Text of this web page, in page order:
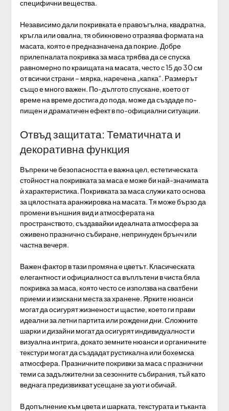
специфични вещества.
Независимо дали покривката е правоъгълна, квадратна,
кръгла или овална, тя обикновено отразява формата на
масата, която е предназначена да покрие. Добре
прилепналата покривка за маса трябва да се спуска
равномерно по краищата на масата, често с 15 до 30 см
от всички страни – мярка, наречена „капка“. Размерът
също е много важен. По-дългото спускане, което от
време на време достига до пода, може да създаде по-
пищен и драматичен ефект в по-официални ситуации.
Отвъд защитата: Тематичната и
декоративна функция
Въпреки че безопасността е важна цел, естетическата
стойност на покривката за маса е може би най-значимата
ѝ характеристика. Покривката за маса служи като основа
за цялостната аранжировка на масата. Тя може бързо да
промени външния вид и атмосферата на
пространството, създавайки идеалната атмосфера за
оживено празнично събиране, непринуден брънч или
частна вечеря.
Важен фактор в тази промяна е цветът. Класическата
елегантност и официалност са въплътени в чиста бяла
покривка за маса, която често се използва на сватбени
приеми и изискани места за хранене. Ярките нюанси
могат да осигурят жизненост и щастие, което ги прави
идеални за летни партита или рождени дни. Сложните
шарки и дизайни могат да осигурят индивидуалност и
визуална интрига, докато земните нюанси и органичните
текстури могат да създадат рустикална или бохемска
атмосфера. Празничните покривки за маса с празнични
теми са задължителни за сезонните събирания, тъй като
веднага предизвикват усещане за уют и обичай.
В допълнение към цвета и шарката, текстурата и тъканта